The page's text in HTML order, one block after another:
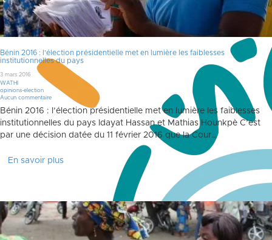
Bénin 2016 : l’élection présidentielle met en lumière les faiblesses
institutionnelles du pays
3 mars 2016
WATHI
opinions-election
Aucun commentaire
Bénin 2016 : l’élection présidentielle met en lumière les faiblesses
institutionnelles du pays Idayat Hassan et Mathias Hounkpè C’est
par une décision datée du 11 février 2016 que la Cour…
En savoir plus